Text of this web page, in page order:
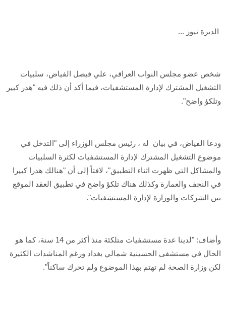
الديرة نيوز ...
شخص عضو مجلس النواب العراقي، علي فيصل الفياض، سلبيات
التشغيل المشترك لإدارة المستشفيات، فيما أكد أن ذلك فيه "هدر كبير
وتلكؤ واضح".
ودعا الفياض، في بيان له ، رئيس مجلس الوزراء إلى "التدخل في
موضوع التشغيل المشترك لإدارة المستشفيات لكثرة السلبيات
والمشاكل التي ظهرت اثناء التطبيق"، لافتاً إلى أن "هنالك هدرا كبيرا
في النجف والعمارة وكذلك هناك تلكؤ واضح في تطبيق العقد الموقع
بين الشركات والوزارة لإدارة المستشفيات".
وأضاف: "لدينا عدة مستشفيات متلكئة منذ أكثر من 14 سنة، كما هو
الحال في مستشفى الحسينية شمالي بغداد ورغم المناشدات الكثيرة
لكن وزارة الصحة لم تهتم بهذا الموضوع ولم تحرك ساكناً".